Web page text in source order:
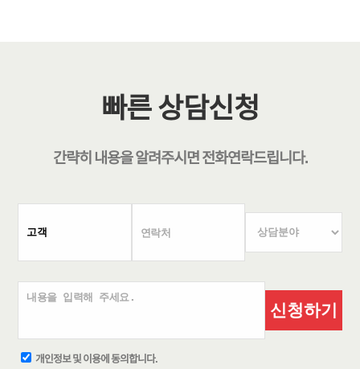
빠른 상담신청
간략히 내용을 알려주시면전화연락드립니다.
신청하기
개인정보 및 이용에 동의합니다.